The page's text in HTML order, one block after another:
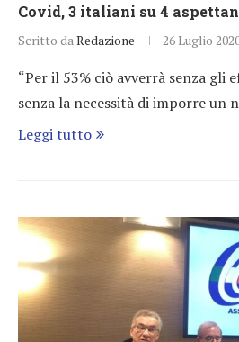
Covid, 3 italiani su 4
Scritto da Redazione 26 Luglio
“Per il 53% ciò avverrà senza gli
senza la necessità di imporre un
Leggi tutto